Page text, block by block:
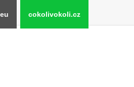
cokolivokoli.cz